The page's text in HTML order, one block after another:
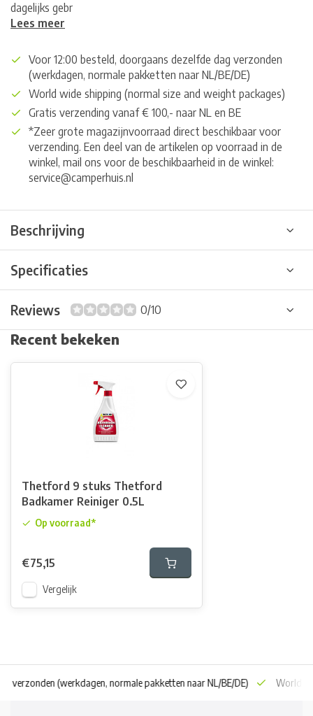
dagelijks gebr
Lees meer
Voor 12:00 besteld, doorgaans dezelfde dag verzonden
(werkdagen, normale pakketten naar NL/BE/DE)
World wide shipping (normal size and weight packages)
Gratis verzending vanaf € 100,- naar NL en BE
*Zeer grote magazijnvoorraad direct beschikbaar voor
verzending. Een deel van de artikelen op voorraad in de
winkel, mail ons voor de beschikbaarheid in de winkel:
service@camperhuis.nl
Beschrijving
Specificaties
Reviews 0/10
Recent bekeken
Thetford 9 stuks Thetford
Badkamer Reiniger 0.5L
Op voorraad*
€75,15
Vergelijk
verzonden (werkdagen, normale pakketten naar NL/BE/DE) World